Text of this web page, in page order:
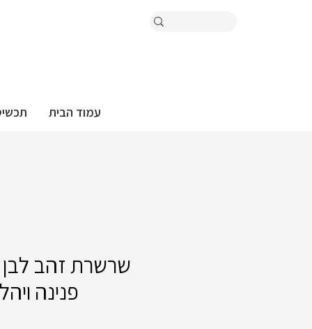
עמוד הבית
שרשרת זהב
פנינה